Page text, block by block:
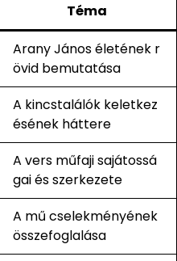
Téma
Arany János életének r
övid bemutatása
A kincstalálók keletkez
ésének háttere
A vers műfaji sajátossá
gai és szerkezete
A mű cselekményének
összefoglalása